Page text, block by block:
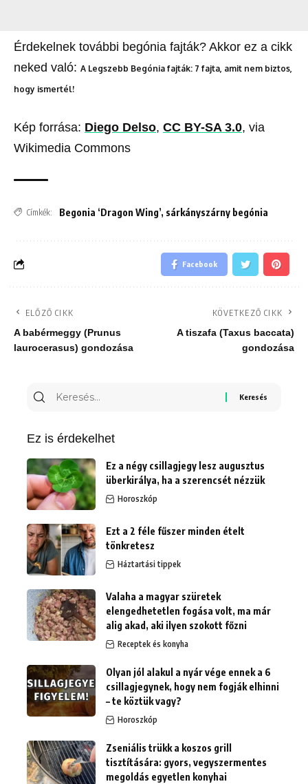
Érdekelnek további begónia fajták? Akkor ez a cikk
neked való: A Legszebb Begónia fajták: 7 fajta, amit nem biztos,
hogy ismertél!
Kép forrása: Diego Delso, CC BY-SA 3.0, via
Wikimedia Commons
Címkék: Begonia ‘Dragon Wing’, sárkányszárny begónia
Facebook
ELŐZŐ CIKK
A babérmeggy (Prunus
laurocerasus) gondozása
KÖVETKEZŐ CIKK
A tiszafa (Taxus baccata)
gondozása
Keresés
Ez is érdekelhet
Ez a négy csillagjegy lesz augusztus
überkirálya, ha a szerencsét nézzük
Horoszkóp
Ezt a 2 féle fűszer minden ételt
tönkretesz
Háztartási tippek
Valaha a magyar szüretek
elengedhetetlen fogása volt, ma már
alig akad, aki ilyen szokott főzni
Receptek és konyha
Olyan jól alakul a nyár vége ennek a 6
csillagjegynek, hogy nem fogják elhinni
– te köztük vagy?
Horoszkóp
Zseniális trükk a koszos grill
tisztítására: gyors, vegyszermentes
megoldás egyetlen konyhai